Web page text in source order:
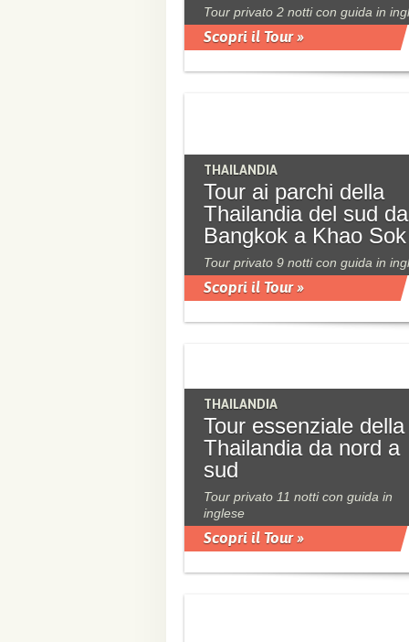
Tour privato 2 notti con guida in
Scopri il Tour »
THAILANDIA
Tour ai parchi della
Thailandia del sud da
Bangkok a Khao Sok
Tour privato 9 notti con guida in
Scopri il Tour »
THAILANDIA
Tour essenziale della
Thailandia da nord a
sud
Tour privato 11 notti con guida in
inglese
Scopri il Tour »